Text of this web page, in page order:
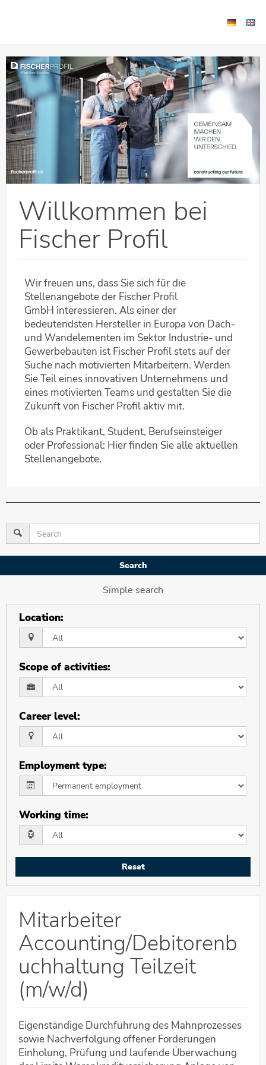
Willkommen bei
Fischer Profil
Wir freuen uns, dass Sie sich für die
Stellenangebote der Fischer Profil
GmbH interessieren. Als einer der
bedeutendsten Hersteller in Europa von Dach-
und Wandelementen im Sektor Industrie- und
Gewerbebauten ist Fischer Profil stets auf der
Suche nach motivierten Mitarbeitern. Werden
Sie Teil eines innovativen Unternehmens und
eines motivierten Teams und gestalten Sie die
Zukunft von Fischer Profil aktiv mit.
Ob als Praktikant, Student, Berufseinsteiger
oder Professional: Hier finden Sie alle aktuellen
Stellenangebote.
Search
Simple search
Location:
Scope of activities:
Career level:
Employment type:
Working time:
Reset
Mitarbeiter
Accounting/Debitorenb
uchhaltung Teilzeit
(m/w/d)
Eigenständige Durchführung des Mahnprozesses
sowie Nachverfolgung offener Forderungen
Einholung, Prüfung und laufende Überwachung